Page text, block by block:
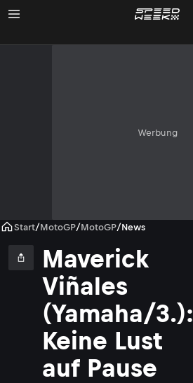
Werbung
Start/MotoGP/MotoGP/News
Maverick
Viñales
(Yamaha/3.):
Keine Lust
auf Pause